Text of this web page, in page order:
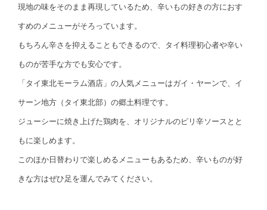
現地の味をそのまま再現しているため、辛いもの好きの方におす
すめのメニューがそろっています。
もちろん辛さを抑えることもできるので、タイ料理初心者や辛い
ものが苦手な方でも安心です。
「タイ東北モーラム酒店」の人気メニューはガイ・ヤーンで、イ
サーン地方（タイ東北部）の郷土料理です。
ジューシーに焼き上げた鶏肉を、オリジナルのピリ辛ソースとと
もに楽しめます。
このほか日替わりで楽しめるメニューもあるため、辛いものが好
きな方はぜひ足を運んでみてください。